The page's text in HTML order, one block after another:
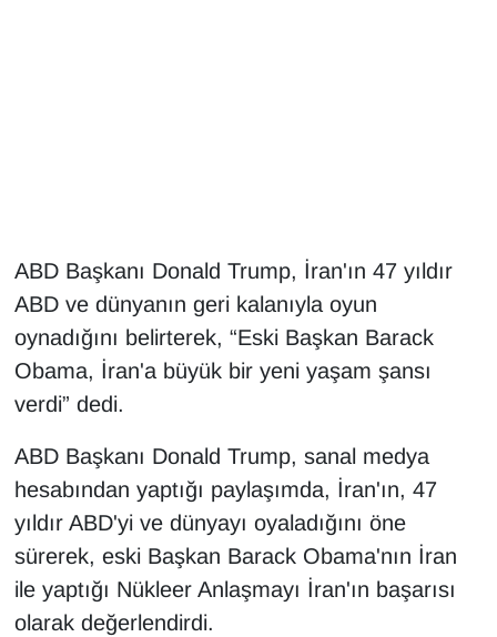
ABD Başkanı Donald Trump, İran'ın 47 yıldır
ABD ve dünyanın geri kalanıyla oyun
oynadığını belirterek, “Eski Başkan Barack
Obama, İran'a büyük bir yeni yaşam şansı
verdi” dedi.
ABD Başkanı Donald Trump, sanal medya
hesabından yaptığı paylaşımda, İran'ın, 47
yıldır ABD'yi ve dünyayı oyaladığını öne
sürerek, eski Başkan Barack Obama'nın İran
ile yaptığı Nükleer Anlaşmayı İran'ın başarısı
olarak değerlendirdi.
Kadın
Kamu Alımları
Kim Kimdir?
KURDÎ
MAGAZİN
MEDYA